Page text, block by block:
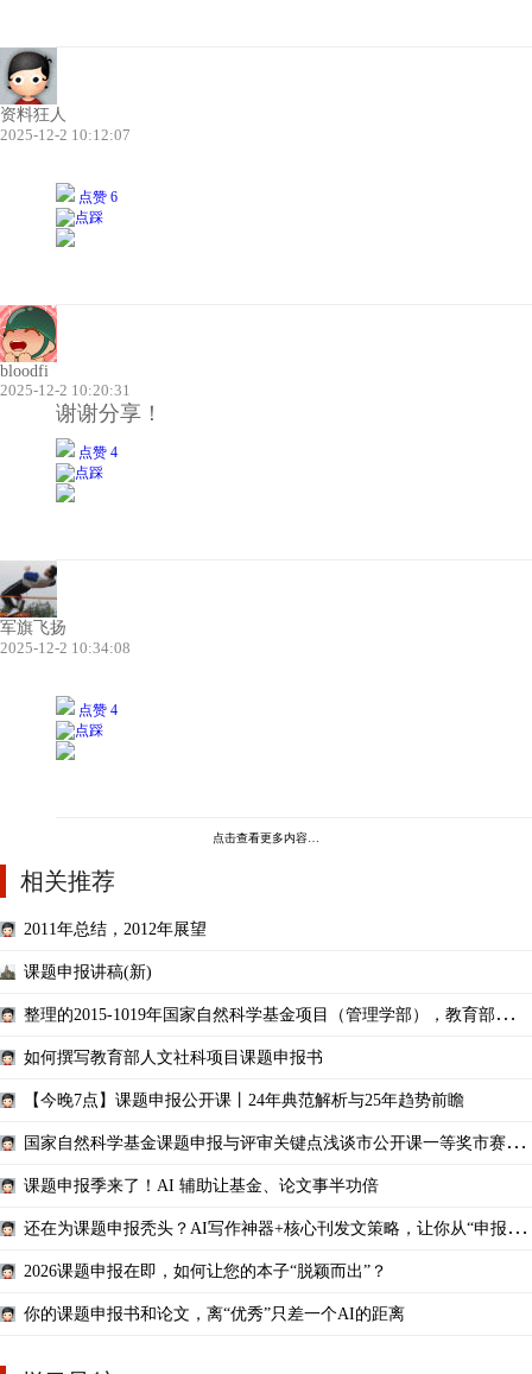
资料狂人
2025-12-2 10:12:07
点赞 6
bloodfi
2025-12-2 10:20:31
谢谢分享！
点赞 4
军旗飞扬
2025-12-2 10:34:08
点赞 4
点击查看更多内容…
相关推荐
2011年总结，2012年展望
课题申报讲稿(新)
整理的2015-1019年国家自然科学基金项目（管理学部），教育部人文
如何撰写教育部人文社科项目课题申报书
【今晚7点】课题申报公开课丨24年典范解析与25年趋势前瞻
国家自然科学基金课题申报与评审关键点浅谈市公开课一等奖市赛课
课题申报季来了！AI 辅助让基金、论文事半功倍
还在为课题申报秃头？AI写作神器+核心刊发文策略，让你从“申报困
2026课题申报在即，如何让您的本子“脱颖而出”？
你的课题申报书和论文，离“优秀”只差一个AI的距离